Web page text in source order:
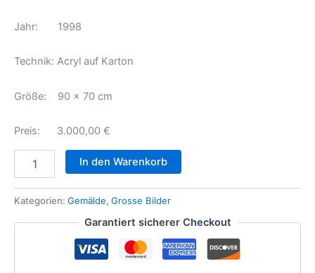
Jahr: 1998
Technik: Acryl auf Karton
Größe: 90 x 70 cm
Preis: 3.000,00 €
In den Warenkorb
Kategorien: Gemälde, Grosse Bilder
Garantiert sicherer Checkout